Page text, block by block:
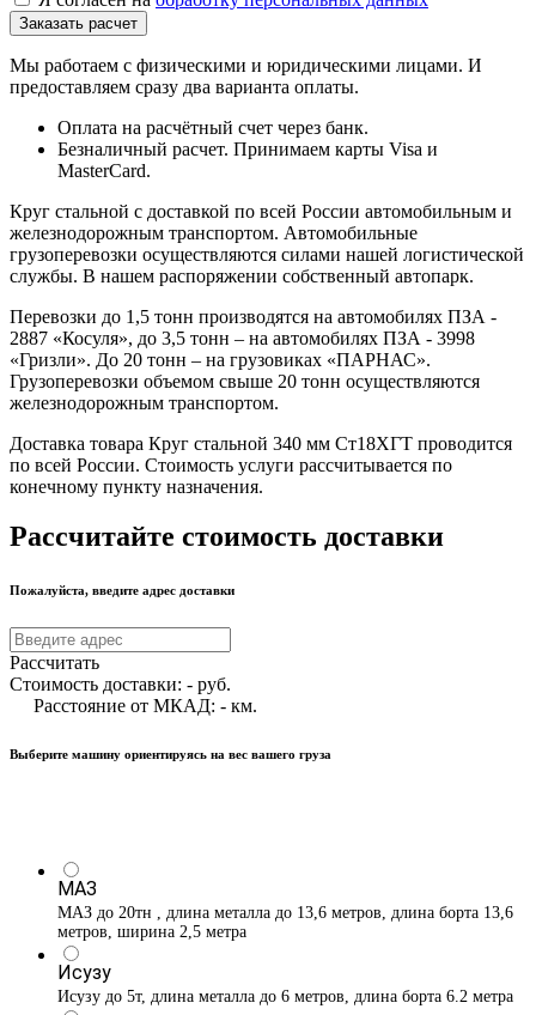
Мы работаем с физическими и юридическими лицами. И
предоставляем сразу два варианта оплаты.
Оплата на расчётный счет через банк.
Безналичный расчет. Принимаем карты Visa и
MasterCard.
Круг стальной с доставкой по всей России автомобильным и
железнодорожным транспортом. Автомобильные
грузоперевозки осуществляются силами нашей логистической
службы. В нашем распоряжении собственный автопарк.
Перевозки до 1,5 тонн производятся на автомобилях ПЗА -
2887 «Косуля», до 3,5 тонн – на автомобилях ПЗА - 3998
«Гризли». До 20 тонн – на грузовиках «ПАРНАС».
Грузоперевозки объемом свыше 20 тонн осуществляются
железнодорожным транспортом.
Доставка товара Круг стальной 340 мм Ст18ХГТ проводится
по всей России. Стоимость услуги рассчитывается по
конечному пункту назначения.
Рассчитайте стоимость доставки
Пожалуйста, введите адрес доставки
Рассчитать
Стоимость доставки: - руб.
Расстояние от МКАД: - км.
Выберите машину ориентируясь на вес вашего груза
МАЗ
МАЗ до 20тн , длина металла до 13,6 метров, длина борта 13,6
метров, ширина 2,5 метра
Исузу
Исузу до 5т, длина металла до 6 метров, длина борта 6.2 метра